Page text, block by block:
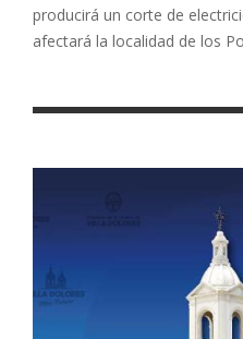
producirá un corte de
afectará la localidad de los